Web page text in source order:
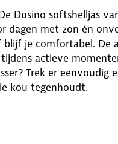
Dusino softshelljas
dagen met zon én
je comfortabel. De
actieve
Trek er eenvoudig
kou tegenhoudt.
aansluit. Zes